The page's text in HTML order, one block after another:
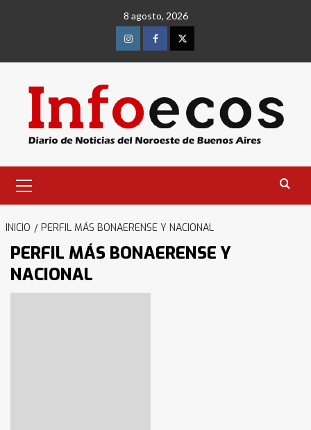
8 agosto, 2026
InstagramFacebookTwitter
primario
INICIO PERFIL MÁS BONAERENSE Y NACIONAL
PERFIL MÁS BONAERENSE Y
NACIONAL